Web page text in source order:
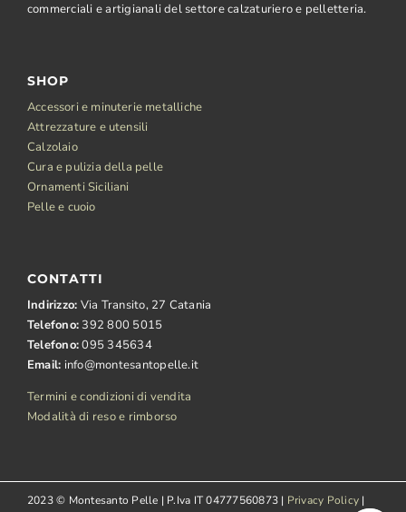
commerciali e artigianali del settore calzaturiero e pelletteria.
SHOP
Accessori e minuterie metalliche
Attrezzature e utensili
Calzolaio
Cura e pulizia della pelle
Ornamenti Siciliani
Pelle e cuoio
CONTATTI
Indirizzo: Via Transito, 27 Catania
Telefono: 392 800 5015
Telefono:095 345634
Email: info@montesantopelle.it
Termini e condizioni di vendita
Modalità di reso e rimborso
2023 © Montesanto Pelle | P.Iva IT 04777560873 | Privacy Policy |